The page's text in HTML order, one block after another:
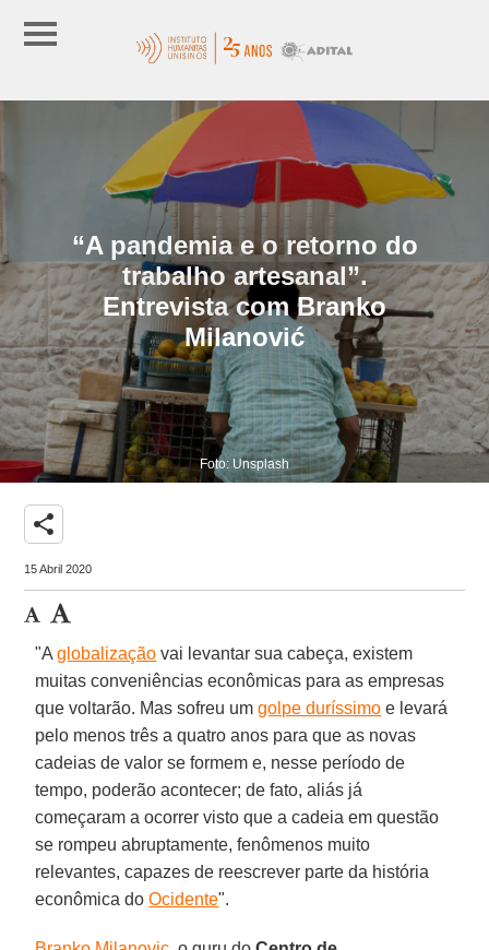
“A pandemia e o retorno do
trabalho artesanal”.
Entrevista com Branko
Milanović
Foto: Unsplash
share
15 Abril 2020
"Aglobalização vai levantar sua cabeça, existem
muitas conveniências econômicas para as empresas
que voltarão. Mas sofreu umgolpe duríssimo e levará
pelo menos três a quatro anos para que as novas
cadeias de valor se formem e, nesse período de
tempo, poderão acontecer; de fato, aliás já
começaram a ocorrer visto que a cadeia em questão
se rompeu abruptamente, fenômenos muito
relevantes, capazes de reescrever parte da história
econômica doOcidente".